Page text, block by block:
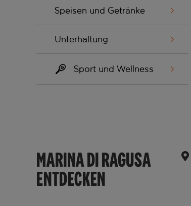
Speisen und Getränke
Unterhaltung
Sport und Wellness
MARINA DI RAGUSA
ENTDECKEN